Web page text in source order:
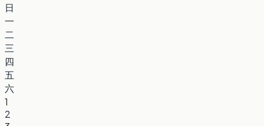
日
一
二
三
四
五
六
1
2